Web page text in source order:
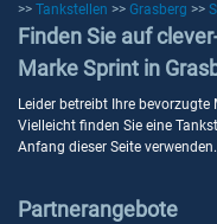
>> Tankstellen >> Grasberg >>
Finden Sie auf
Marke Sprint in
Leider betreibt Ihre bevorzugte
Vielleicht finden Sie eine
Anfang dieser Seite verwenden.
Partnerangebote